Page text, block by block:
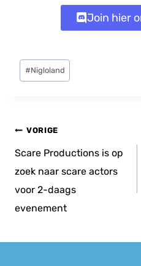
Join hier
Bericht
tags:
#Nigloland
Bericht
navigatie
VORIGE
Scare Productions is op
zoek naar scare actors
voor 2-daags
evenement